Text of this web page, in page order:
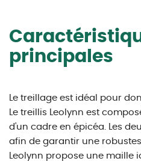
principales
Le treillage est idéal pour
Le treillis Leolynn est
d'un cadre en épicéa. Les
afin de garantir une
Leolynn propose une maille